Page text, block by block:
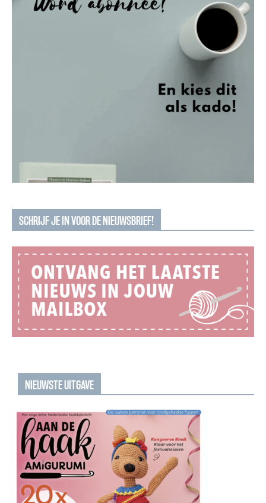
SCHRIJF JE IN VOOR DE NIEUWSBRIEF!
NIEUWSTE UITGAVE